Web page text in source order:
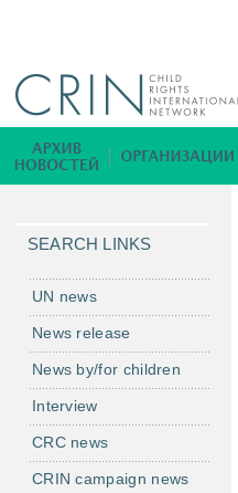
Б
и
SEARCH LINKS
UN news
News release
News by/for children
Interview
CRC news
CRIN campaign news